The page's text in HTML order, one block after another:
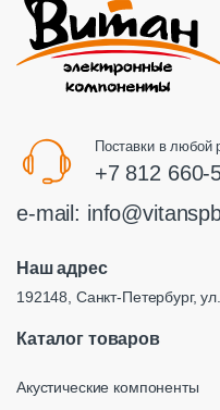
Поставки в любой
+7 812 660-
e-mail:
Наш адрес
192148, Санкт-Петербург,
Каталог товаров
Акустические компоненты